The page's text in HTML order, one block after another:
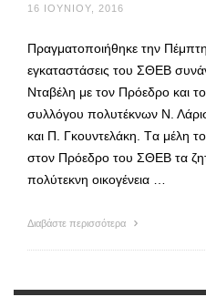
16 ΙΟΥΝΊΟΥ, 2016
Πραγματοποιήθηκε την
εγκαταστάσεις του ΣΘΕΒ
Νταβέλη με τον Πρόεδρο και
συλλόγου πολυτέκνων Ν.
και Π. Γκουντελάκη. Tα μέλη
στον Πρόεδρο του ΣΘΕΒ τα
πολύτεκνη οικογένεια …
Διαβάστε περισσότερα